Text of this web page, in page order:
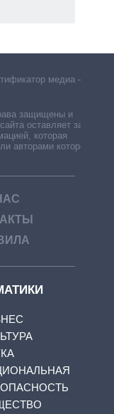
медиа –
защищены и
оставляет за
которая
авторами которой